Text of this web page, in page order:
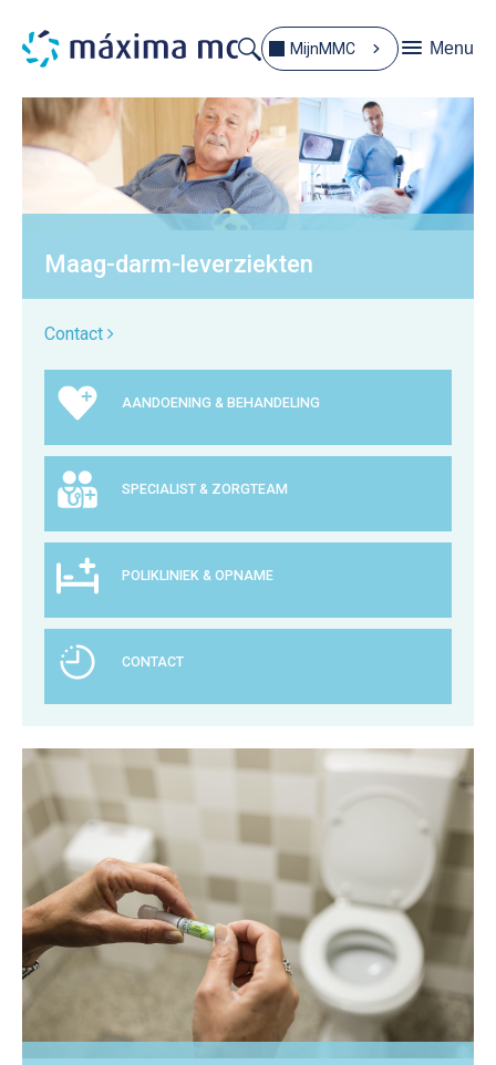
MijnMMC Menu
Maag-darm-leverziekten
Contact
AANDOENING & BEHANDELING
SPECIALIST & ZORGTEAM
POLIKLINIEK & OPNAME
CONTACT